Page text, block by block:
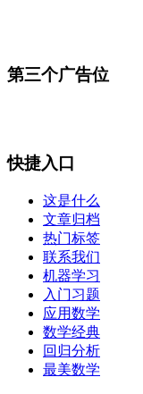
第三个广告位
快捷入口
这是什么
文章归档
热门标签
联系我们
机器学习
入门习题
应用数学
数学经典
回归分析
最美数学